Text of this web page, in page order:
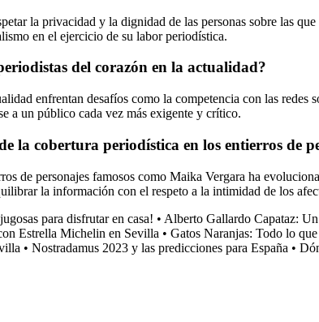
la privacidad y la dignidad de las personas sobre las
en el ejercicio de su labor periodística.
del corazón en la actualidad?
enfrentan desafíos como la competencia con las
a un público cada vez más exigente y crítico.
la cobertura periodística en los entierros de
de personajes famosos como Maika Vergara ha
la información con el respeto a la intimidad de los
para disfrutar en casa! • Alberto Gallardo Capataz:
Estrella Michelin en Sevilla • Gatos Naranjas: Todo lo
• Nostradamus 2023 y las predicciones para España •